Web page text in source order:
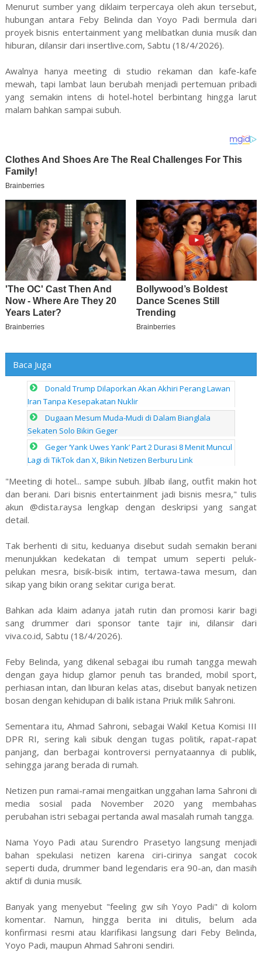
Menurut sumber yang diklaim terpercaya oleh akun tersebut,
hubungan antara Feby Belinda dan Yoyo Padi bermula dari
proyek bisnis entertainment yang melibatkan dunia musik dan
hiburan, dilansir dari insertlive.com, Sabtu (18/4/2026).
Awalnya hanya meeting di studio rekaman dan kafe-kafe
mewah, tapi lambat laun berubah menjadi pertemuan pribadi
yang semakin intens di hotel-hotel berbintang hingga larut
malam bahkan sampai subuh.
Baca Juga
Donald Trump Dilaporkan Akan Akhiri Perang Lawan
Iran Tanpa Kesepakatan Nuklir
Dugaan Mesum Muda-Mudi di Dalam Bianglala
Sekaten Solo Bikin Geger
Geger ‘Yank Uwes Yank’ Part 2 Durasi 8 Menit Muncul
Lagi di TikTok dan X, Bikin Netizen Berburu Link
"Meeting di hotel... sampe subuh. Jilbab ilang, outfit makin hot
dan berani. Dari bisnis entertainment jadi bisnis mesra," tulis
akun @dista.raysa lengkap dengan deskripsi yang sangat
detail.
Tak berhenti di situ, keduanya disebut sudah semakin berani
menunjukkan kedekatan di tempat umum seperti peluk-
pelukan mesra, bisik-bisik intim, tertawa-tawa mesum, dan
sikap yang bikin orang sekitar curiga berat.
Bahkan ada klaim adanya jatah rutin dan promosi karir bagi
sang drummer dari sponsor tante tajir ini, dilansir dari
viva.co.id, Sabtu (18/4/2026).
Feby Belinda, yang dikenal sebagai ibu rumah tangga mewah
dengan gaya hidup glamor penuh tas branded, mobil sport,
perhiasan intan, dan liburan kelas atas, disebut banyak netizen
bosan dengan kehidupan di balik istana Priuk milik Sahroni.
Sementara itu, Ahmad Sahroni, sebagai Wakil Ketua Komisi III
DPR RI, sering kali sibuk dengan tugas politik, rapat-rapat
panjang, dan berbagai kontroversi pernyataannya di publik,
sehingga jarang berada di rumah.
Netizen pun ramai-ramai mengaitkan unggahan lama Sahroni di
media sosial pada November 2020 yang membahas
perubahan istri sebagai pertanda awal masalah rumah tangga.
Nama Yoyo Padi atau Surendro Prasetyo langsung menjadi
bahan spekulasi netizen karena ciri-cirinya sangat cocok
seperti duda, drummer band legendaris era 90-an, dan masih
aktif di dunia musik.
Banyak yang menyebut "feeling gw sih Yoyo Padi" di kolom
komentar. Namun, hingga berita ini ditulis, belum ada
konfirmasi resmi atau klarifikasi langsung dari Feby Belinda,
Yoyo Padi, maupun Ahmad Sahroni sendiri.